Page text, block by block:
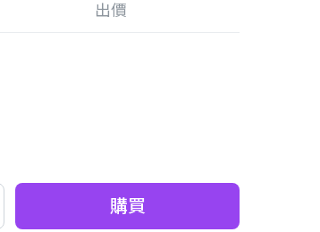
出價
購買